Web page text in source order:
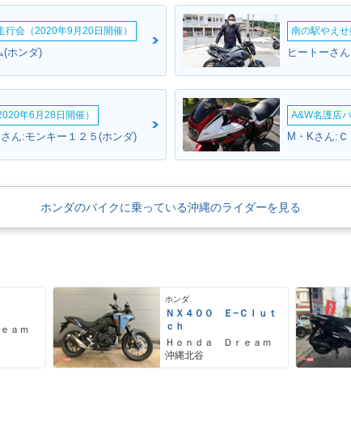
行会（2020年9月20日開催）
(ホンダ)
南の駅やえ
ヒートーさ
年6月28日開催）
ん:モンキー１２５(ホンダ)
A&W名護店
ホンダのバイクに乗っている沖縄のライダーを見る
ａｍ
ホンダ
ＮＸ４００ Ｅ−Ｃｌｕｔ
ｃｈ
Ｈｏｎｄａ Ｄｒｅａｍ
沖縄北谷